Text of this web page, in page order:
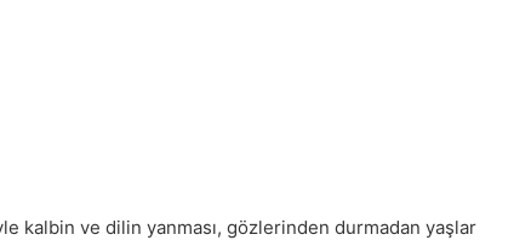
kalbin ve dilin yanması, gözlerinden durmadan yaşlar